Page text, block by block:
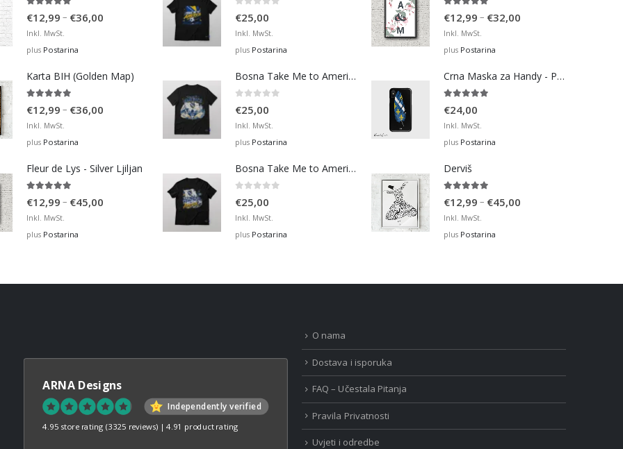
€12,99 – €36,00
€36,00
Inkl. MwSt.
plus Postarina
Karta BIH (Golden Map)
€12,99 – €36,00
€36,00
Inkl. MwSt.
plus Postarina
Fleur de Lys - Silver Ljiljan
€12,99 – €45,00
Inkl. MwSt.
plus Postarina
€25,00
Inkl. MwSt.
plus Postarina
Bosna Take Me to America Navijačka Majica 4
€25,00
Inkl. MwSt.
plus Postarina
Bosna Take Me to America Navijačka Majica 2
€25,00
Inkl. MwSt.
plus Postarina
€12,99 – €32,00
€32,00
Inkl. MwSt.
plus Postarina
Crna Maska za Handy - Pero BiH
€24,00
Inkl. MwSt.
plus Postarina
Derviš
€12,99 – €45,00
Inkl. MwSt.
plus Postarina
ARNA Designs
Independently verified
4.95 store rating (3325 reviews) |4.91 product rating
O nama
Dostava i isporuka
FAQ – Učestala Pitanja
Pravila Privatnosti
Uvjeti i odredbe